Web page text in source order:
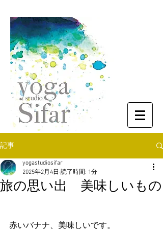
記事
旅の思い出 美味しいもの
yogastudiosifar
2025年2月4日 読了時間: 1分
赤いバナナ、美味しいです。